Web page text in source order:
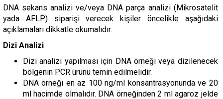
DNA sekans analizi ve/veya DNA parça analizi (Mikrosatelit
yada AFLP) siparişi verecek kişiler öncelikle aşağıdaki
açıklamaları dikkatle okumalıdır.
Dizi Analizi
Dizi analizi yapılması için DNA örneği veya dizilenecek
bölgenin PCR ürünü temin edilmelidir.
DNA örneği en az 100 ng/ml konsantrasyonunda ve 20
ml hacimde olmalıdır. DNA örneğinden 2 ml agaroz jelde